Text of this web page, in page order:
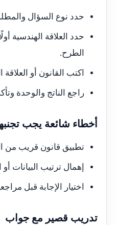
حدد نوع السؤال
حدد العلاقة الهندسية
الطرح.
اكتب القانون أو
راجع الناتج والوحدة
أخطاء شائعة يجب
تطبيق قانون قريب من
إهمال ترتيب البيانات
اختيار الإجابة قبل
تدريب قصير مع جواب